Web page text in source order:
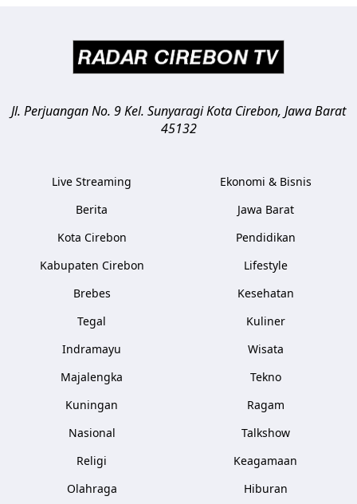
Jl. Perjuangan No. 9 Kel. SunyaragiKota Cirebon, Jawa Barat
45132
Live Streaming
Berita
Kota Cirebon
Kabupaten Cirebon
Brebes
Tegal
Indramayu
Majalengka
Kuningan
Nasional
Religi
Olahraga
Ekonomi & Bisnis
Jawa Barat
Pendidikan
Lifestyle
Kesehatan
Kuliner
Wisata
Tekno
Ragam
Talkshow
Keagamaan
Hiburan